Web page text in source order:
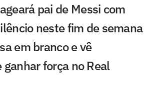
pai de Messi com
neste fim de semana
em branco e vê
força no Real